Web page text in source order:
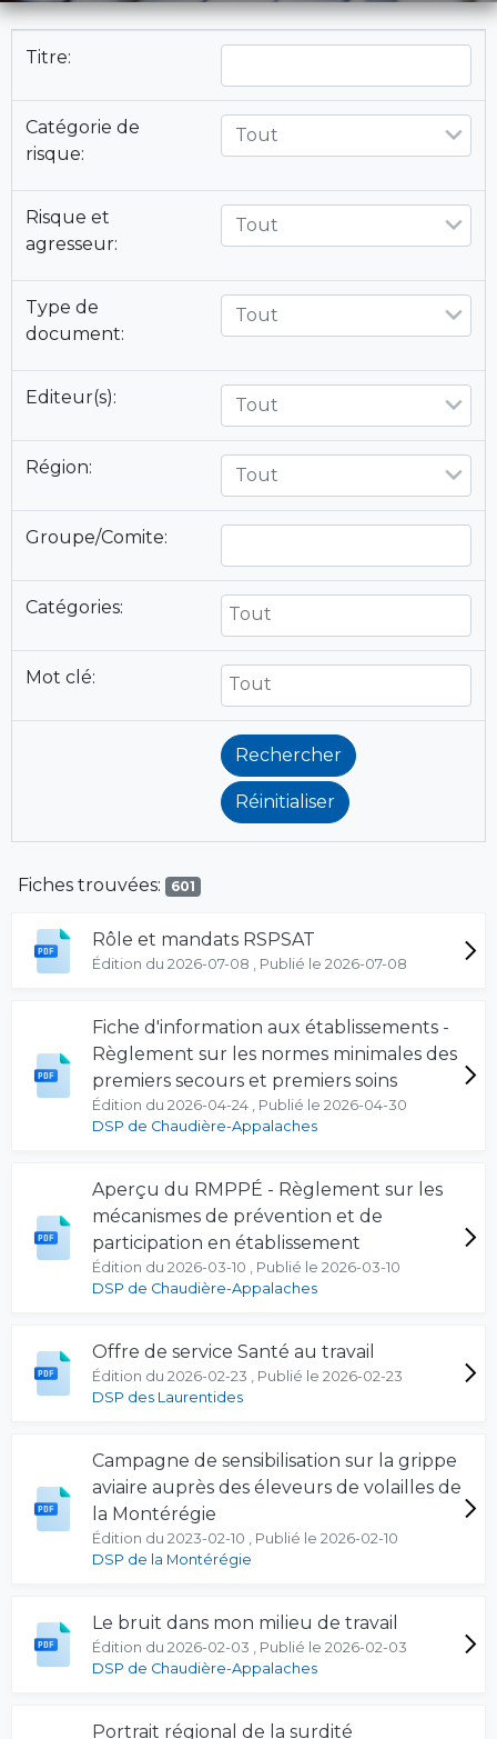
Titre:
Catégorie de
risque:
Tout
Risque et
agresseur:
Tout
Type de
document:
Tout
Editeur(s): Tout
Région: Tout
Groupe/Comite:
Catégories:
Mot clé:
Fiches trouvées: 601
Rôle et mandats RSPSAT
Édition du 2026-07-08 , Publié le 2026-07-08
Fiche d'information aux établissements -
Règlement sur les normes minimales des
premiers secours et premiers soins
Édition du 2026-04-24 , Publié le 2026-04-30
DSP de Chaudière-Appalaches
Aperçu du RMPPÉ - Règlement sur les
mécanismes de prévention et de
participation en établissement
Édition du 2026-03-10 , Publié le 2026-03-10
DSP de Chaudière-Appalaches
Offre de service Santé au travail
Édition du 2026-02-23 , Publié le 2026-02-23
DSP des Laurentides
Campagne de sensibilisation sur la grippe
aviaire auprès des éleveurs de volailles de
la Montérégie
Édition du 2023-02-10 , Publié le 2026-02-10
DSP de la Montérégie
Le bruit dans mon milieu de travail
Édition du 2026-02-03 , Publié le 2026-02-03
DSP de Chaudière-Appalaches
Portrait régional de la surdité